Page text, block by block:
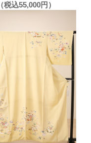
（税込55,000円）